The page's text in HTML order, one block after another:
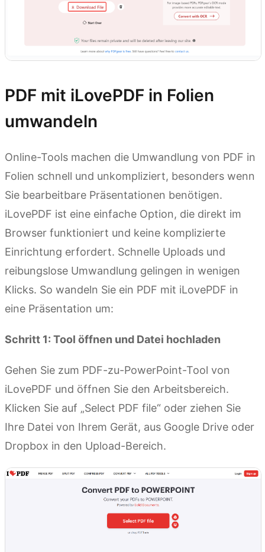
PDF mit iLovePDF in Folien
umwandeln
Online-Tools machen die Umwandlung von PDF in
Folien schnell und unkompliziert, besonders wenn
Sie bearbeitbare Präsentationen benötigen.
iLovePDF ist eine einfache Option, die direkt im
Browser funktioniert und keine komplizierte
Einrichtung erfordert. Schnelle Uploads und
reibungslose Umwandlung gelingen in wenigen
Klicks. So wandeln Sie ein PDF mit iLovePDF in
eine Präsentation um:
Schritt 1: Tool öffnen und Datei hochladen
Gehen Sie zum PDF-zu-PowerPoint-Tool von
iLovePDF und öffnen Sie den Arbeitsbereich.
Klicken Sie auf „Select PDF file“ oder ziehen Sie
Ihre Datei von Ihrem Gerät, aus Google Drive oder
Dropbox in den Upload-Bereich.